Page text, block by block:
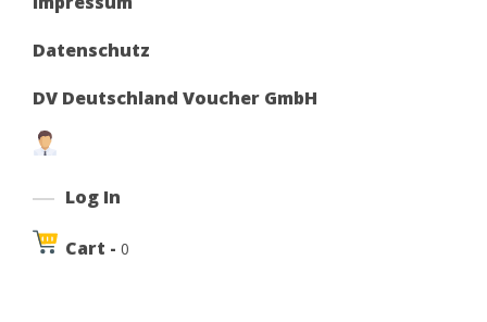
Datenschutz
DV Deutschland Voucher GmbH
Log In
Cart - 0